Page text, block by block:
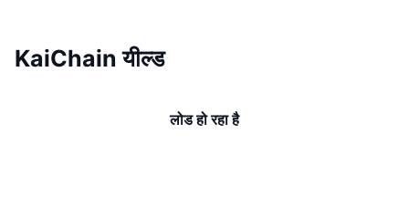
KaiChain यील्ड
लोड हो रहा है